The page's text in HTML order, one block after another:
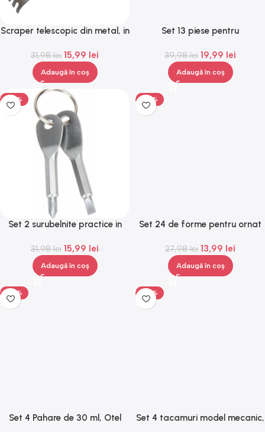
Scraper telescopic din metal, in
spate, Gonga®
31,98lei 15,99 lei
Adaugă în coș
Set 13 piese pentru
39,98lei 19,99 lei
Adaugă în coș
-50%
Set 2 surubelnite practice in
inoxidabil,breloc, 6.2 cm,
Gonga®
31,98lei 15,99 lei
Adaugă în coș
-50%
Set 24 de forme pentru ornat
27,98lei 13,99 lei
Adaugă în coș
-50%
Set 4 Pahare de 30 ml, Otel
-50%
Set 4 tacamuri model mecanic,